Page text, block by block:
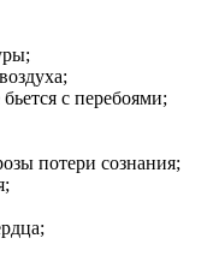
с перебоями;
потери сознания;